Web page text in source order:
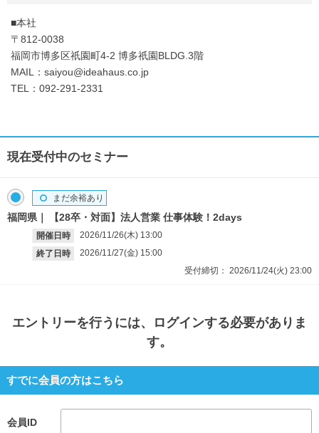
■本社
〒812-0038
福岡市博多区祇園町4-2 博多祇園BLDG.3階
MAIL：saiyou@ideahaus.co.jp
TEL：092-291-2331
現在受付中のセミナー
福岡県 【28卒・対面】法人営業 仕事体験！2days
開催日時 2026/11/26(木) 13:00
終了日時
2026/11/27(金) 15:00
まだ余裕あり
受付締切： 2026/11/24(火) 23:00
エントリーを行うには、ログインする必要がありま
す。
すでに会員の方はこちら
会員ID